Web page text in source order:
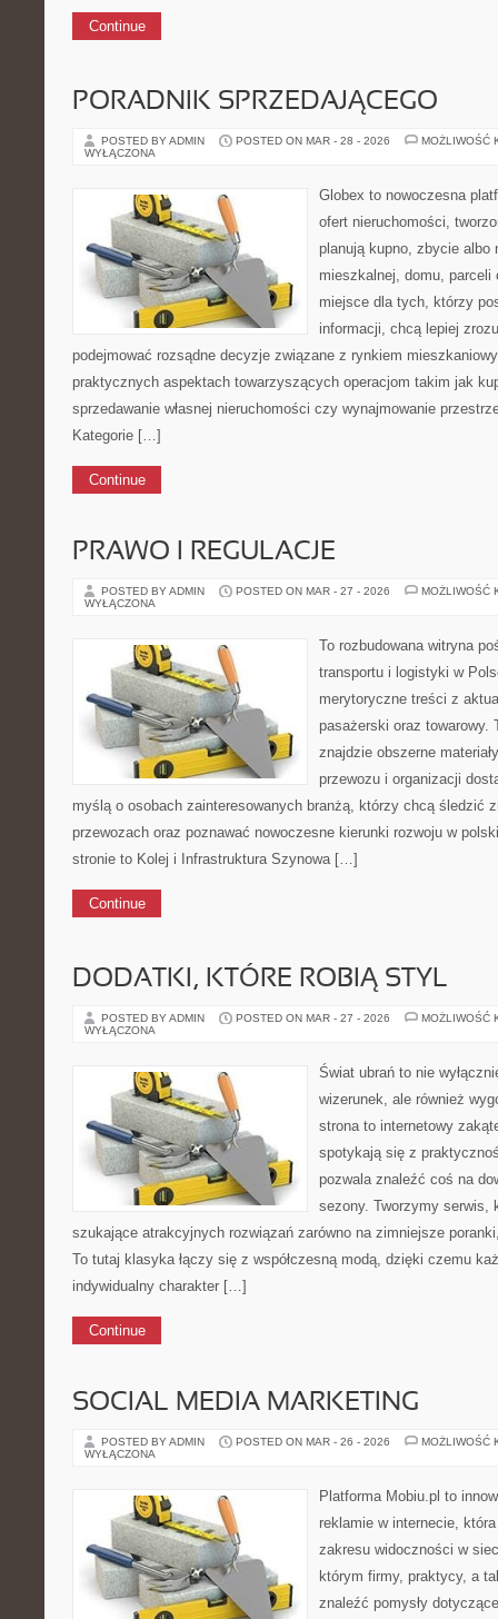
Continue
PORADNIK SPRZEDAJĄCEGO
POSTED BY ADMIN POSTED ON MAR - 28 - 2026
MOŻLIWOŚĆ
WYŁĄCZONA
Globex to nowoczesna
ofert nieruchomości,
planują kupno, zbycie albo
mieszkalnej, domu, parceli
miejsce dla tych, którzy
informacji, chcą lepiej
podejmować rozsądne decyzje związane z rynkiem
praktycznych aspektach towarzyszących operacjom takim jak
sprzedawanie własnej nieruchomości czy wynajmowanie
Kategorie […]
Continue
PRAWO I REGULACJE
POSTED BY ADMIN POSTED ON MAR - 27 - 2026
MOŻLIWOŚĆ
WYŁĄCZONA
To rozbudowana witryna
transportu i logistyki w
merytoryczne treści z
pasażerski oraz towarowy.
znajdzie obszerne
przewozu i organizacji
myślą o osobach zainteresowanych branżą, którzy chcą śledzić
przewozach oraz poznawać nowoczesne kierunki rozwoju w
stronie to Kolej i Infrastruktura Szynowa […]
Continue
DODATKI, KTÓRE ROBIĄ STYL
POSTED BY ADMIN POSTED ON MAR - 27 - 2026
MOŻLIWOŚĆ
WYŁĄCZONA
Świat ubrań to nie
wizerunek, ale również
strona to internetowy
spotykają się z
pozwala znaleźć coś na
sezony. Tworzymy serwis,
szukające atrakcyjnych rozwiązań zarówno na zimniejsze
To tutaj klasyka łączy się z współczesną modą, dzięki czemu
indywidualny charakter […]
Continue
SOCIAL MEDIA MARKETING
POSTED BY ADMIN POSTED ON MAR - 26 - 2026
MOŻLIWOŚĆ
WYŁĄCZONA
Platforma Mobiu.pl to
reklamie w internecie,
zakresu widoczności w
którym firmy, praktycy, a
znaleźć pomysły